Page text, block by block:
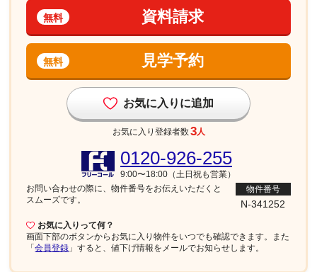
資料請求
無料
見学予約
無料
お気に入りに追加
お気に入り登録者数3人
お気に入りって何？
画面下部のボタンからお気に入り物件をいつでも確認できます。また
「会員登録 」すると、値下げ情報をメールでお知らせします。
0120-926-255
9:00〜18:00（土日祝も営業）
お問い合わせの際に、物件番号をお伝えいただくと
スムーズです。
物件番号
N-341252